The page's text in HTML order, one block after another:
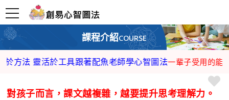
課程介紹COURSE
活於工具跟著配魚老師學心智圖法一輩子受用的能力創新創
對孩子而言，課文越複雜，越要提升思考理解力。